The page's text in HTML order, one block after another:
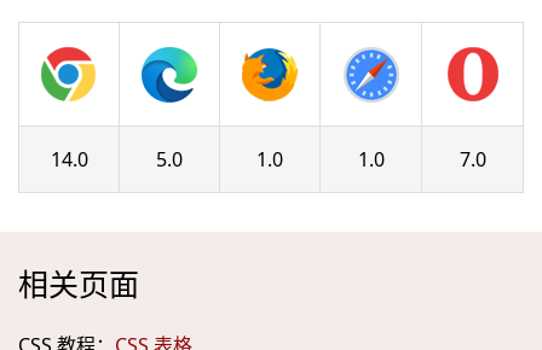
14.0 5.0 1.0 1.0 7.0
相关页面